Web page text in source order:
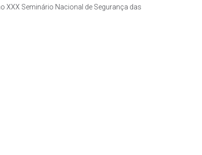
XXX Seminário Nacional de Segurança das